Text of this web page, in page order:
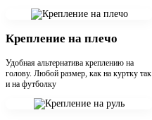
Крепление на плечо
Удобная альтернатива креплению на
голову. Любой размер, как на куртку так
и на футболку